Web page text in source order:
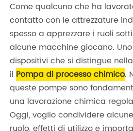
Come qualcuno che ha
contatto con le attrezzature
spesso a apprezzare i ruoli
alcune macchine giocano.
dispositivi che si distingue
il Pompa di processo chimico.
queste pompe sono
una lavorazione chimica
Oggi, voglio condividere